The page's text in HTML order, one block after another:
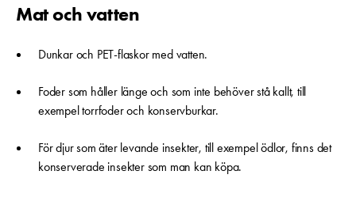
Mat och vatten
Dunkar och PET-flaskor med vatten.
Foder som håller länge och som inte behöver stå kallt, till
exempel torrfoder och konservburkar.
För djur som äter levande insekter, till exempel ödlor, finns det
konserverade insekter som man kan köpa.